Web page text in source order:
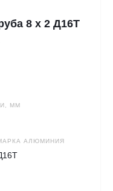
8 х 2 Д16Т
ММ
АЛЮМИНИЯ